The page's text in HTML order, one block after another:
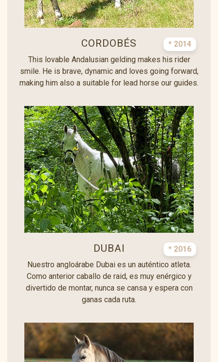
CORDOBÉS
* 2014
This lovable Andalusian gelding makes his rider
smile. He is brave, dynamic and loves going forward,
making him also a suitable for lead horse our guides.
DUBAI
* 2016
Nuestro angloárabe Dubai es un auténtico atleta.
Como anterior caballo de raid, es muy enérgico y
divertido de montar, nunca se cansa y espera con
ganas cada ruta.